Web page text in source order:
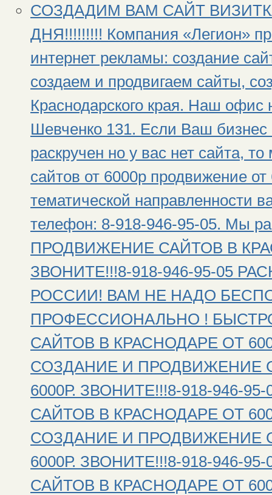
СОЗДАДИМ ВАМ САЙТ
ДНЯ!!!!!!!!! Компания «Легион»
интернет рекламы: создание
создаем и продвигаем сайты,
Краснодарского края. Наш офис
Шевченко 131. Если Ваш бизнес
раскручен но у вас нет сайта,
сайтов от 6000р продвижение
тематической направленности
телефон: 8-918-946-95-05. Мы
ПРОДВИЖЕНИЕ САЙТОВ В
ЗВОНИТЕ!!!8-918-946-95-05
РОССИИ! ВАМ НЕ НАДО
ПРОФЕССИОНАЛЬНО !
САЙТОВ В КРАСНОДАРЕ ОТ
СОЗДАНИЕ И ПРОДВИЖЕНИЕ
6000Р. ЗВОНИТЕ!!!8-918-946-
САЙТОВ В КРАСНОДАРЕ ОТ
СОЗДАНИЕ И ПРОДВИЖЕНИЕ
6000Р. ЗВОНИТЕ!!!8-918-946-
САЙТОВ В КРАСНОДАРЕ ОТ